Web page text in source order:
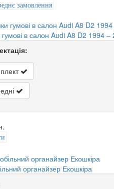
замовлення
в салон Audi A8 D2 1994
органайзер Екошкіра